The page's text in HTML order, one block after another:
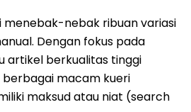
menebak-nebak ribuan variasi
Dengan fokus pada
artikel berkualitas tinggi
macam kueri
maksud atau niat (search